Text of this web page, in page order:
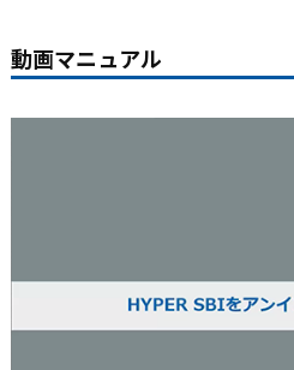
動画マニュアル